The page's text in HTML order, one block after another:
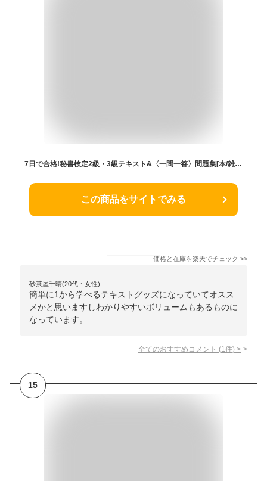
7日で合格!秘書検定2級・3級テキスト&〈一問一答〉問題集[本/雑誌] (単行本・ムック) / 横山都/著
この商品をサイトでみる
価格と在庫を楽天でチェック >>
砂茶屋千晴(20代・女性)
簡単に1から学べるテキストグッズになっていてオスス
メかと思いますしわかりやすいボリュームもあるものに
なっています。
全てのおすすめコメント (1 件) >
15